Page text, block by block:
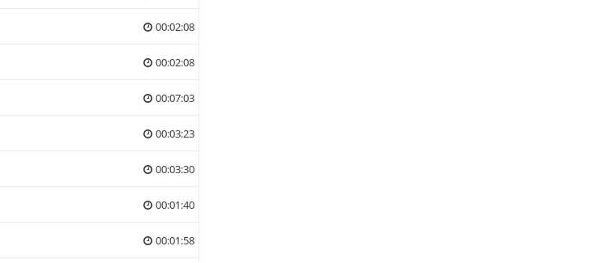
00:02:08
00:02:08
00:07:03
00:03:23
00:03:30
00:01:40
00:01:58